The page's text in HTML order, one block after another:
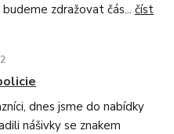
zdražovat čás... číst
dnes jsme do nabídky
nášivky se znakem